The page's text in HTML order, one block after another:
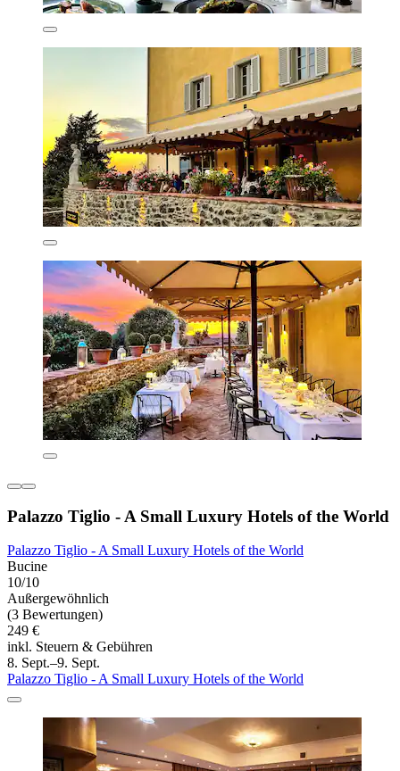
Palazzo Tiglio - A Small Luxury Hotels of the World
Palazzo Tiglio - A Small Luxury Hotels of the World
Bucine
10/10
Außergewöhnlich
(3 Bewertungen)
249 €
inkl. Steuern & Gebühren
8. Sept.–9. Sept.
Palazzo Tiglio - A Small Luxury Hotels of the World